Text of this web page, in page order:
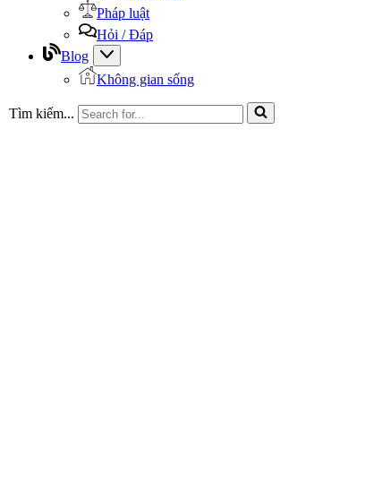
Pháp luật
Hỏi / Đáp
Blog
Không gian sống
Tìm kiếm...